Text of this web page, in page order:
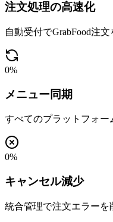
注文処理の高速化
自動受付でGrabFood注
0%
メニュー同期
すべてのプラットフォ
0%
キャンセル減少
統合管理で注文エラーを